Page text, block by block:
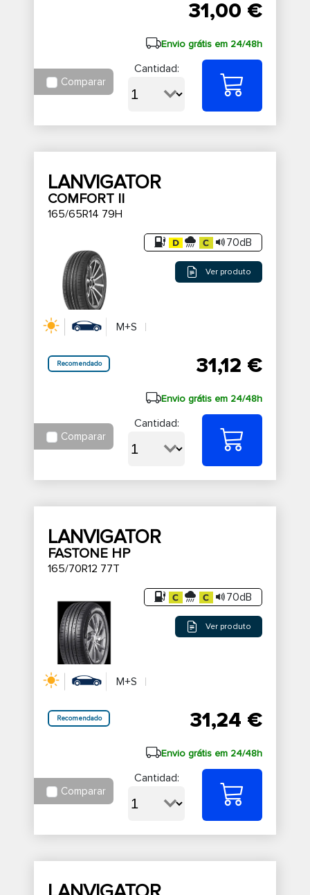
31,00 €
Envio grátis em 24/48h
Comparar
Cantidad:
LANVIGATOR
COMFORT II
165/65R14 79H
70dB
Ver produto
M+S
Recomendado 31,12 €
Envio grátis em 24/48h
Comparar
Cantidad:
LANVIGATOR
FASTONE HP
165/70R12 77T
70dB
Ver produto
M+S
Recomendado 31,24 €
Envio grátis em 24/48h
Comparar
Cantidad: